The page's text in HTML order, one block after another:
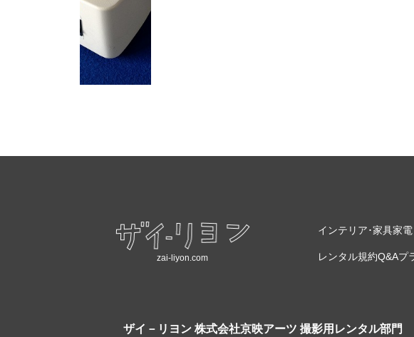
zai-liyon.com
インテリア･家具家電
レンタル規約Q&Aプ
ザイ－リヨン 株式会社京映アーツ 撮影用レンタル部門